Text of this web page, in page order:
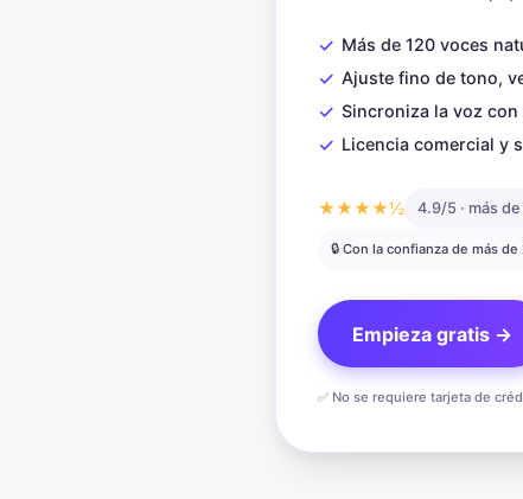
✓ Más de 120 voces
✓ Ajuste fino de tono,
✓ Sincroniza la voz con
✓ Licencia comercial y
★★★★½ 4.9/5 · más
🔒 Con la confianza de más
Empieza gratis →
✅ No se requiere tarjeta de